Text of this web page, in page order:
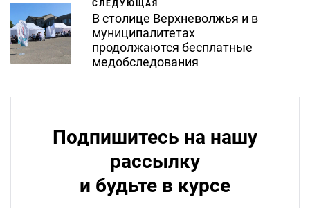
СЛЕДУЮЩАЯ
В столице Верхневолжья и в
муниципалитетах
продолжаются бесплатные
медобследования
Подпишитесь на нашу
рассылку
и будьте в курсе